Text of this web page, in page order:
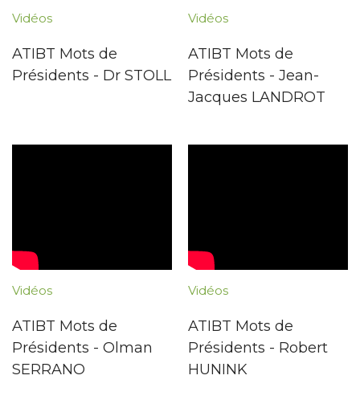
Vidéos
ATIBT Mots de
Présidents - Dr STOLL
Vidéos
ATIBT Mots de
Présidents - Jean-
Jacques LANDROT
Vidéos
ATIBT Mots de
Présidents - Olman
SERRANO
Vidéos
ATIBT Mots de
Présidents - Robert
HUNINK